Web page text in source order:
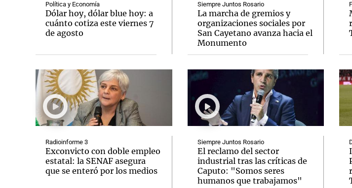
Política y Economía
Dólar hoy, dólar blue hoy: a
cuánto cotiza este viernes 7
de agosto
Radioinforme 3
Exconvicto con doble empleo
estatal: la SENAF asegura
que se enteró por los medios
Siempre Juntos Rosario
La marcha de gremios y
organizaciones sociales por
San Cayetano avanza hacia el
Monumento
Siempre Juntos Rosario
El reclamo del sector
industrial tras las críticas de
Caputo: "Somos seres
humanos que trabajamos"
Notas
El huracán de